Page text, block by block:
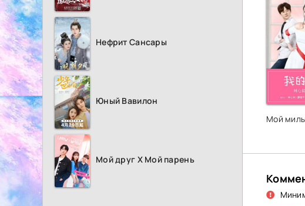
Нефрит Сансары
Юный Вавилон
Мой друг Х Мой парень
Мой